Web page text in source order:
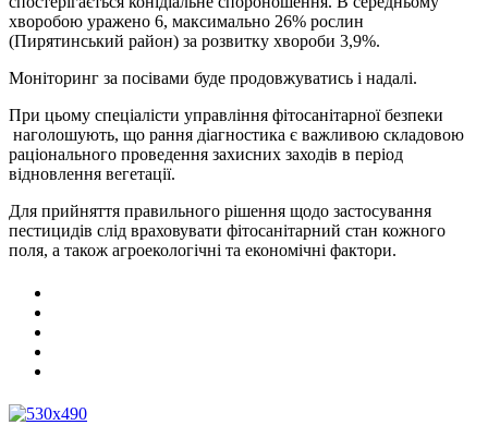
хворобою уражено 6, максимально 26% рослин
(Пирятинський район) за розвитку хвороби 3,9%.
Моніторинг за посівами буде продовжуватись і надалі.
При цьому спеціалісти управління фітосанітарної безпеки
наголошують, що рання діагностика є важливою складовою
раціонального проведення захисних заходів в період
відновлення вегетації.
Для прийняття правильного рішення щодо застосування
пестицидів слід враховувати фітосанітарний стан кожного
поля, а також агроекологічні та економічні фактори.